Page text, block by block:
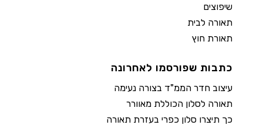
שיפוצים
תאורה לבית
תאורת חוץ
כתבות שפורסמו לאחרונה
עיצוב חדר הממ"ד בצורה נעימה
תאורה לסלון הכוללת מאוורר
כך תיצרו סלון כפרי בעזרת תאורה